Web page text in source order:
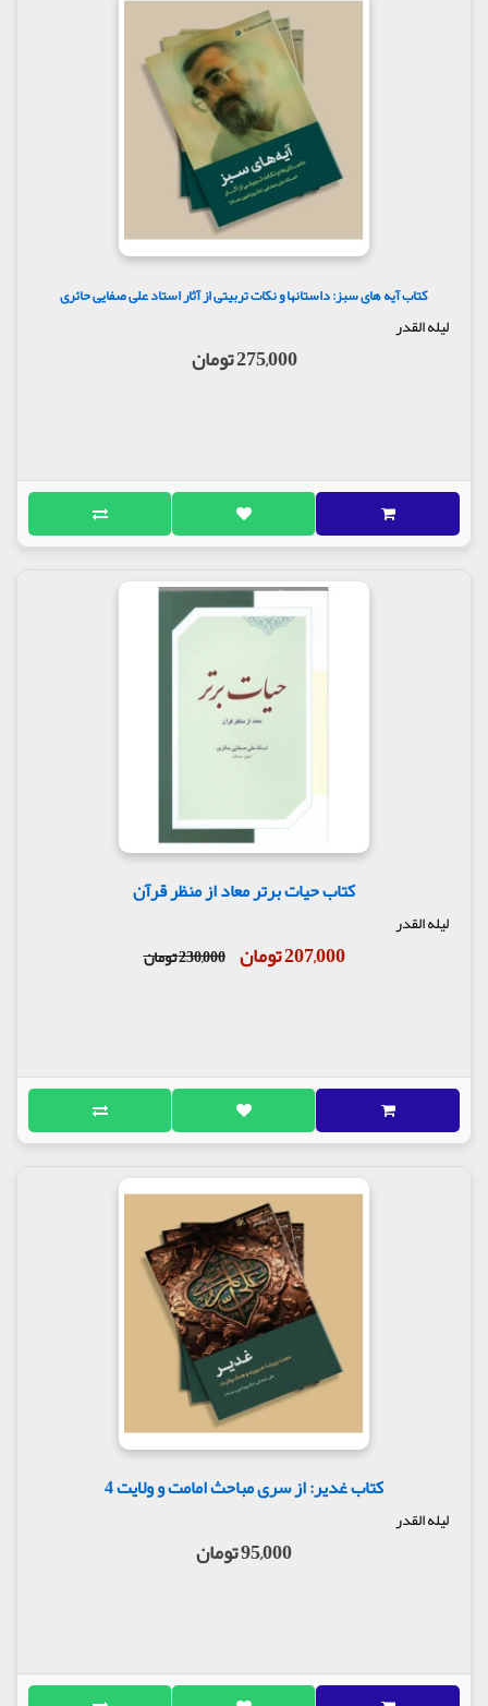
کتاب آیه های سبز: داستانها و نکات تربیتی از آثار استاد علی صفایی حائری
لیله القدر
275,000 تومان
کتاب حیات برتر معاد از منظر قرآن
لیله القدر
207,000 تومان 230,000 تومان
کتاب غدیر: از سری مباحث امامت و ولایت 4
لیله القدر
95,000 تومان